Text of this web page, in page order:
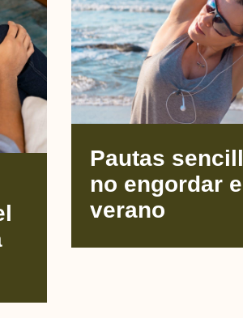
Pautas
no engordar
verano